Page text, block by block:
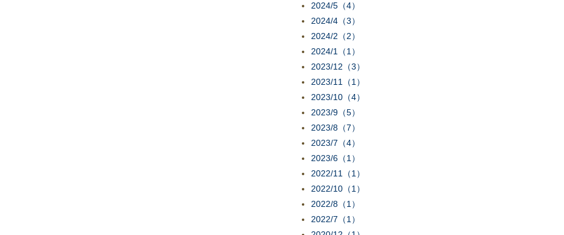
2024/5（4）
2024/4（3）
2024/2（2）
2024/1（1）
2023/12（3）
2023/11（1）
2023/10（4）
2023/9（5）
2023/8（7）
2023/7（4）
2023/6（1）
2022/11（1）
2022/10（1）
2022/8（1）
2022/7（1）